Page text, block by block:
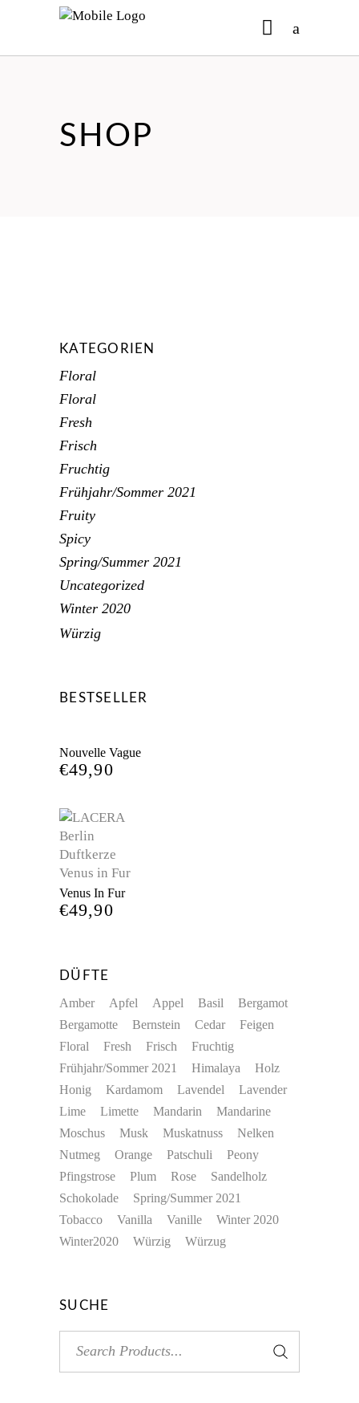
SHOP
KATEGORIEN
Floral
Floral
Fresh
Frisch
Fruchtig
Frühjahr/Sommer 2021
Fruity
Spicy
Spring/Summer 2021
Uncategorized
Winter 2020
Würzig
BESTSELLER
Nouvelle Vague
€49,90
Venus In Fur
€49,90
DÜFTE
Amber
Apfel Appel Basil
Bergamot
Bergamotte
Bernstein Cedar
Feigen
Floral
Fresh Frisch
Fruchtig
Frühjahr/Sommer 2021
Himalaya
Holz
Honig
Kardamom Lavendel
Lavender
Lime
Limette Mandarin
Mandarine
Moschus
Musk Muskatnuss
Nelken
Nutmeg
Orange Patschuli
Peony
Pfingstrose
Plum Rose
Sandelholz
Schokolade
Spring/Summer 2021
Tobacco
Vanilla Vanille
Winter 2020
Winter2020
Würzig Würzug
SUCHE
for: